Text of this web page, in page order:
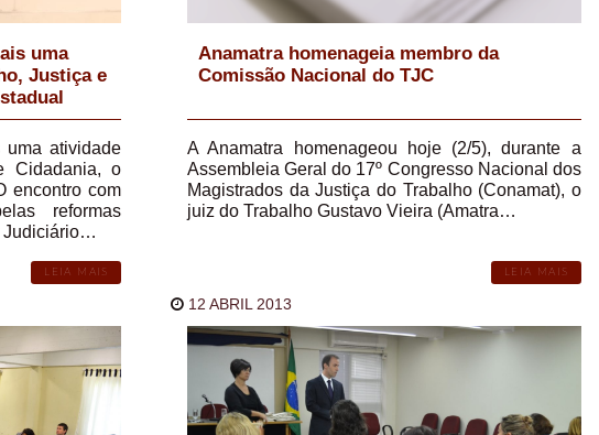
uma
Justiça e
uma atividade
Cidadania, o
encontro com
reformas
Judiciário…
LEIA MAIS
Anamatra homenageia membro da
Comissão Nacional do TJC
A Anamatra homenageou hoje (2/5), durante a
Assembleia Geral do 17º Congresso Nacional dos
Magistrados da Justiça do Trabalho (Conamat), o
juiz do Trabalho Gustavo Vieira (Amatra…
LEIA MAIS
12 ABRIL 2013